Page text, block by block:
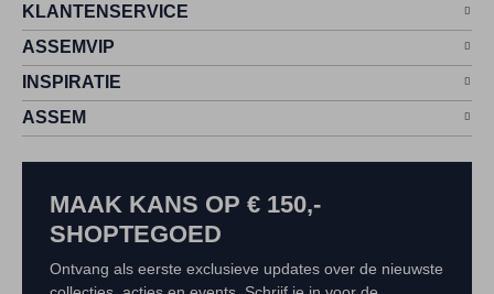
KLANTENSERVICE
ASSEMVIP
INSPIRATIE
ASSEM
MAAK KANS OP € 150,-
SHOPTEGOED
Ontvang als eerste exclusieve updates over de nieuwste